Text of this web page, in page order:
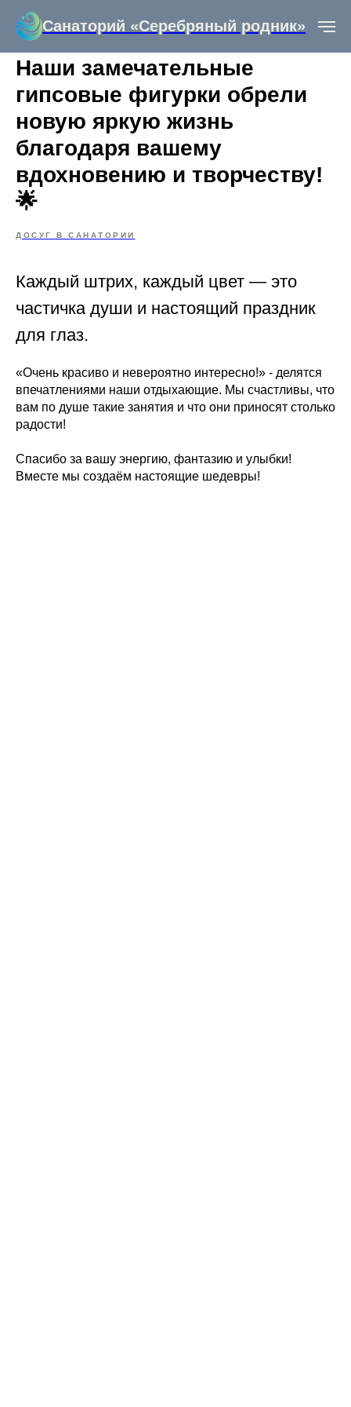
Санаторий «Серебряный родник»
Наши замечательные
гипсовые фигурки обрели
новую яркую жизнь
благодаря вашему
вдохновению и творчеству!
🌟
ДОСУГ В САНАТОРИИ
Каждый штрих, каждый цвет — это
частичка души и настоящий праздник
для глаз.
«Очень красиво и невероятно интересно!» - делятся
впечатлениями наши отдыхающие. Мы счастливы, что
вам по душе такие занятия и что они приносят столько
радости!
Спасибо за вашу энергию, фантазию и улыбки!
Вместе мы создаём настоящие шедевры!